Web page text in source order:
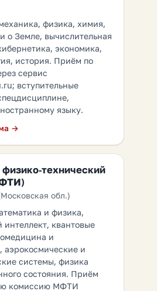
физика, химия,
о Земле, вычислительная
экономика,
история. Приём по
сервис
вступительные
языку.
→
технический
обл.)
и физика,
интеллект, квантовые
и
аэрокосмические и
системы, физика
состояния. Приём
комиссию МФТИ